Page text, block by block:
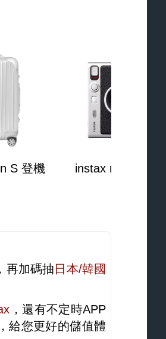
S 登機
instax mini Evo
，再加碼抽 日本/韓國
，還有不定時APP
給您更好的儲值體